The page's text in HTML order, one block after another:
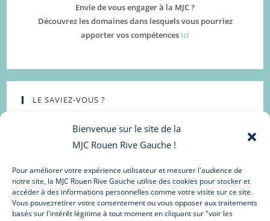
Bienvenue sur le site de la
MJC Rouen Rive Gauche !
Pour améliorer votre expérience utilisateur et mesurer l'audience de
notre site, la MJC Rouen Rive Gauche utilise des cookies pour stocker et
accéder à des informations personnelles comme votre visite sur ce site.
Vous pouvezretirer votre consentement ou vous opposer aux traitements
basés sur l'intérêt légitime à tout moment en cliquant sur "voir les
Envie de vous engager à la MJC ?
Découvrez les domaines dans lesquels vous pourriez
apporter vos compétences ici
LE SAVIEZ-VOUS ?